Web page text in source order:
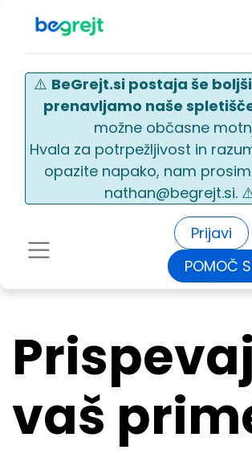
Prijavi
POMOČ
⚠️ BeGrejt.si postaja še
prenavljamo naše
možne občasne
Hvala za potrpežljivost in
opazite napako, nam
nathan@begrejt.si.
vaš